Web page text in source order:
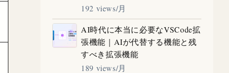
192 views/月
AI時代に本当に必要なVSCode拡
張機能｜AIが代替する機能と残
すべき拡張機能
189 views/月